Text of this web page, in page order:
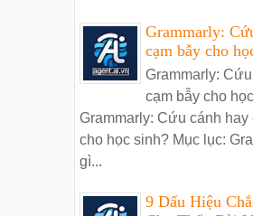
Grammarly:
cạm bẫy cho
Grammarly:
cạm bẫy cho
Grammarly: Cứu cánh hay
cho học sinh? Mục lục:
gì...
9 Dấu Hiệu